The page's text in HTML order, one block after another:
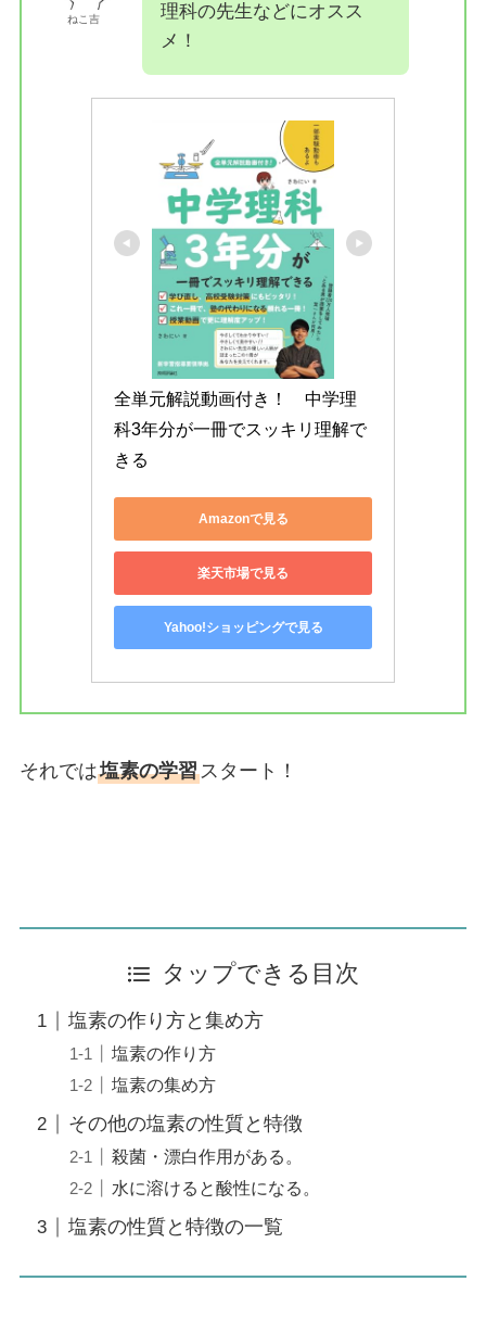
ねこ吉
理科の先生などにオスス
メ！
全単元解説動画付き！　中学理
科3年分が一冊でスッキリ理解で
きる
Amazonで見る
楽天市場で見る
Yahoo!ショッピングで見る
それでは塩素の学習スタート！
タップできる目次
塩素の作り方と集め方
塩素の作り方
塩素の集め方
その他の塩素の性質と特徴
殺菌・漂白作用がある。
水に溶けると酸性になる。
塩素の性質と特徴の一覧